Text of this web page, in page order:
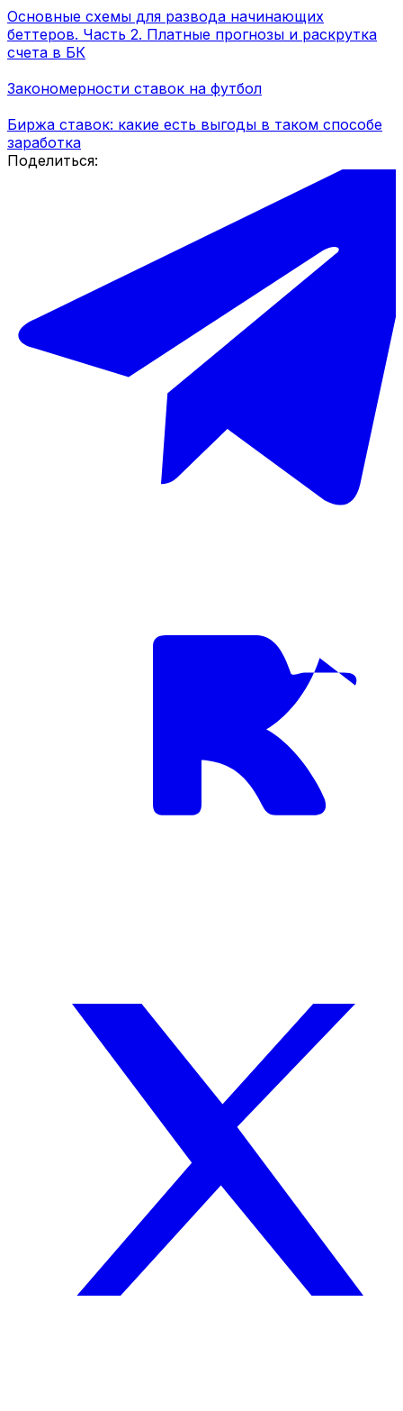
Основные схемы для развода начинающих
беттеров. Часть 2. Платные прогнозы и раскрутка
счета в БК
Закономерности ставок на футбол
Биржа ставок: какие есть выгоды в таком способе
заработка
Поделиться: